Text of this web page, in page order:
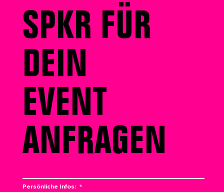
SPKR FÜR
DEIN
EVENT
ANFRAGEN
Persönliche Infos: *